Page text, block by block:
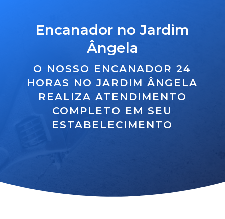
Encanador no Jardim
Ângela
O NOSSO ENCANADOR 24
HORAS NO JARDIM ÂNGELA
REALIZA ATENDIMENTO
COMPLETO EM SEU
ESTABELECIMENTO